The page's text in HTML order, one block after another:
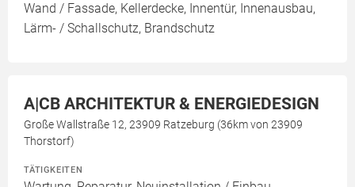
Wand / Fassade, Kellerdecke, Innentür, Innenausbau,
Lärm- / Schallschutz, Brandschutz
A|CB ARCHITEKTUR & ENERGIEDESIGN
Große Wallstraße 12, 23909 Ratzeburg (36km von 23909
Thorstorf)
TÄTIGKEITEN